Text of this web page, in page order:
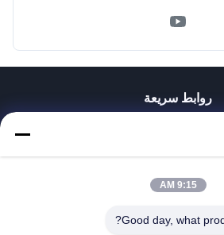
روابط سريعة
حول بنا
ضبط الجودة
9:15 AM
Good day, what